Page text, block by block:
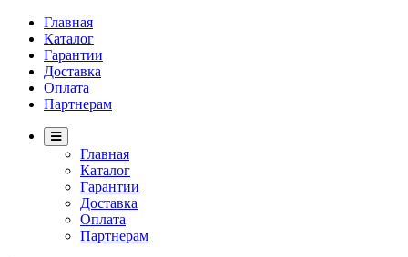
Главная
Каталог
Гарантии
Доставка
Оплата
Партнерам
Главная
Каталог
Гарантии
Доставка
Оплата
Партнерам